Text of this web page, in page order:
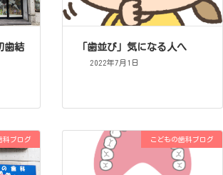
歯結
「歯並び」気になる人へ
2022年7月1日
科ブログ こどもの歯科ブログ